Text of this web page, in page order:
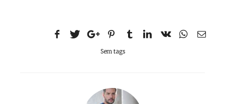
Sem tags